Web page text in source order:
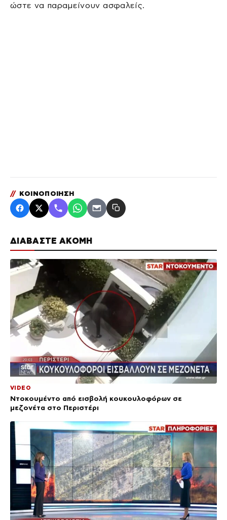
ΔΙΑΒΑΣΤΕ ΑΚΟΜΗ
VIDEO
Ντοκουμέντο από εισβολή κουκουλοφόρων σε
μεζονέτα στο Περιστέρι
ώστε να παραμείνουν ασφαλείς.
// ΚΟΙΝΟΠΟΙΗΣΗ